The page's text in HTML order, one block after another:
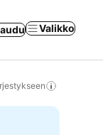
Valikko